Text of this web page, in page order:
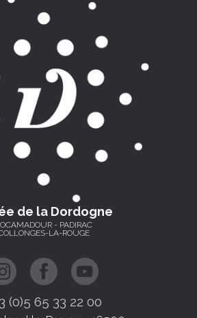
de la Dordogne
- PADIRAC
LA-ROUGE
(0)5 65 33 22 00